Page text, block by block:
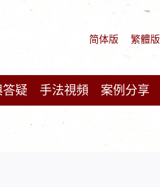
简体版 繁體版
答疑 手法視頻 案例分享